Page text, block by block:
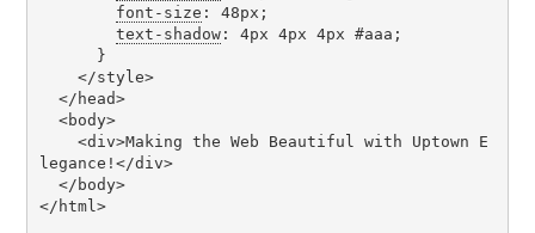
font-size : 48px;
text-shadow: 4px 4px 4px #aaa;
legance!</div>
</html>